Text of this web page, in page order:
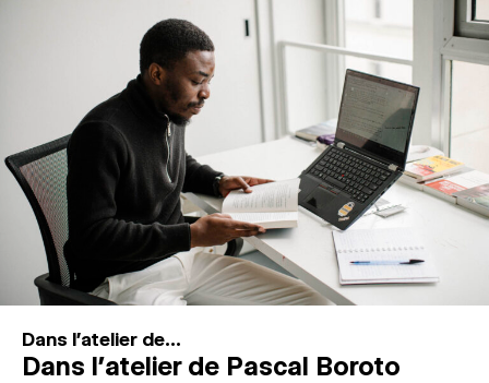
Dans l'atelier de...
Dans l’atelier de Pascal Boroto